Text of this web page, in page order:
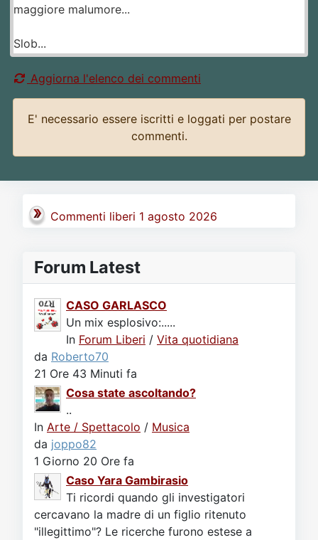
maggiore malumore...
Slob...
Aggiorna l'elenco dei commenti
E' necessario essere iscritti e loggati per postare
commenti.
Commenti liberi 1 agosto 2026
Forum Latest
CASO GARLASCO
Un mix esplosivo:.....
In Forum Liberi / Vita quotidiana
da Roberto70
21 Ore 43 Minuti fa
Cosa state ascoltando?
..
In Arte / Spettacolo / Musica
da joppo82
1 Giorno 20 Ore fa
Caso Yara Gambirasio
Ti ricordi quando gli investigatori
cercavano la madre di un figlio ritenuto
"illegittimo"? Le ricerche furono estese a